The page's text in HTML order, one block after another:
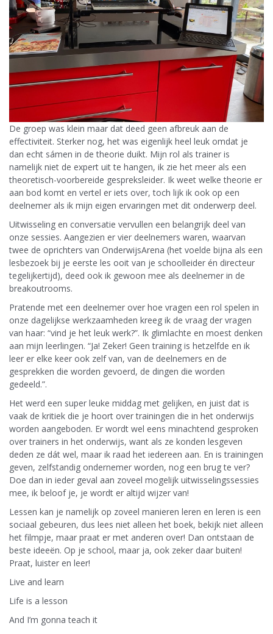
De groep was klein maar dat deed geen afbreuk aan de
effectiviteit. Sterker nog, het was eigenlijk heel leuk omdat je
dan echt sámen in de theorie duikt. Mijn rol als trainer is
namelijk niet de expert uit te hangen, ik zie het meer als een
theoretisch-voorbereide gespreksleider. Ik weet welke theorie er
aan bod komt en vertel er iets over, toch lijk ik ook op een
deelnemer als ik mijn eigen ervaringen met dit onderwerp deel.
Uitwisseling en conversatie vervullen een belangrijk deel van
onze sessies. Aangezien er vier deelnemers waren, waarvan
twee de oprichters van OnderwijsArena (het voelde bijna als een
lesbezoek bij je eerste les ooit van je schoolleider én directeur
tegelijkertijd), deed ook ik gewoon mee als deelnemer in de
breakoutrooms.
Pratende met een deelnemer over hoe vragen een rol spelen in
onze dagelijkse werkzaamheden kreeg ik de vraag der vragen
van haar: “vind je het leuk werk?”. Ik glimlachte en moest denken
aan mijn leerlingen. “Ja! Zeker! Geen training is hetzelfde en ik
leer er elke keer ook zelf van, van de deelnemers en de
gesprekken die worden gevoerd, de dingen die worden
gedeeld.”.
Het werd een super leuke middag met gelijken, en juist dat is
vaak de kritiek die je hoort over trainingen die in het onderwijs
worden aangeboden. Er wordt wel eens minachtend gesproken
over trainers in het onderwijs, want als ze konden lesgeven
deden ze dát wel, maar ik raad het iedereen aan. En is trainingen
geven, zelfstandig ondernemer worden, nog een brug te ver?
Doe dan in ieder geval aan zoveel mogelijk uitwisselingssessies
mee, ik beloof je, je wordt er altijd wijzer van!
Lessen kan je namelijk op zoveel manieren leren en leren is een
sociaal gebeuren, dus lees niet alleen het boek, bekijk niet alleen
het filmpje, maar praat er met anderen over! Dan ontstaan de
beste ideeën. Op je school, maar ja, ook zeker daar buiten!
Praat, luister en leer!
Live and learn
Life is a lesson
And I’m gonna teach it